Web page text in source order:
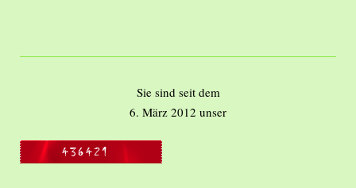
Sie sind seit dem
6. März 2012 unser